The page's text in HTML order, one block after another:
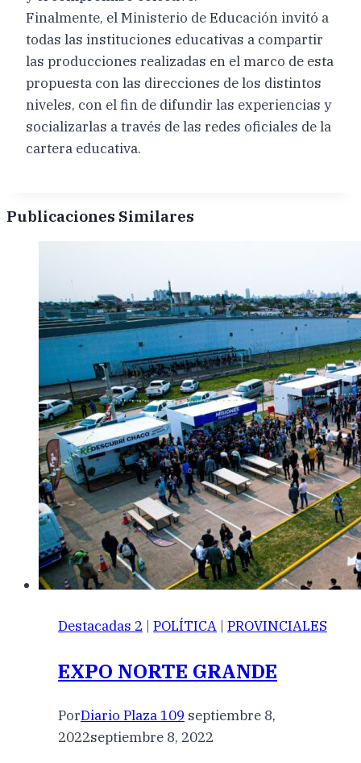
Finalmente, el Ministerio de Educación invitó a
todas las instituciones educativas a compartir
las producciones realizadas en el marco de esta
propuesta con las direcciones de los distintos
niveles, con el fin de difundir las experiencias y
socializarlas a través de las redes oficiales de la
cartera educativa.
Publicaciones Similares
Destacadas 2 | POLÍTICA | PROVINCIALES
EXPO NORTE GRANDE
PorDiario Plaza 109 septiembre 8,
2022septiembre 8, 2022